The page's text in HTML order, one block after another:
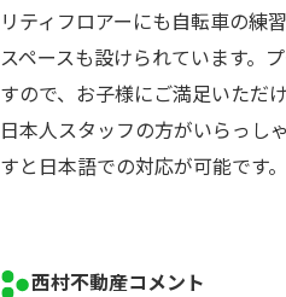
リティフロアーにも自転車の練
スペースも設けられています。
すので、お子様にご満足いただ
日本人スタッフの方がいらっし
すと日本語での対応が可能です。
西村不動産コメント